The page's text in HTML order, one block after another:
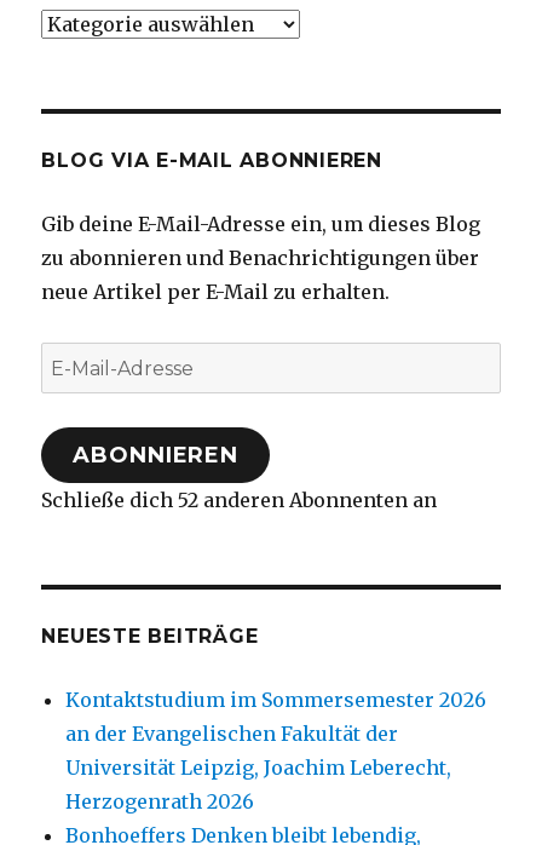
Kategorien
BLOG VIA E-MAIL ABONNIEREN
Gib deine E-Mail-Adresse ein, um dieses Blog
zu abonnieren und Benachrichtigungen über
neue Artikel per E-Mail zu erhalten.
E-
Mail-
Adresse
ABONNIEREN
Schließe dich 52 anderen Abonnenten an
NEUESTE BEITRÄGE
Kontaktstudium im Sommersemester 2026
an der Evangelischen Fakultät der
Universität Leipzig, Joachim Leberecht,
Herzogenrath 2026
Bonhoeffers Denken bleibt lebendig,